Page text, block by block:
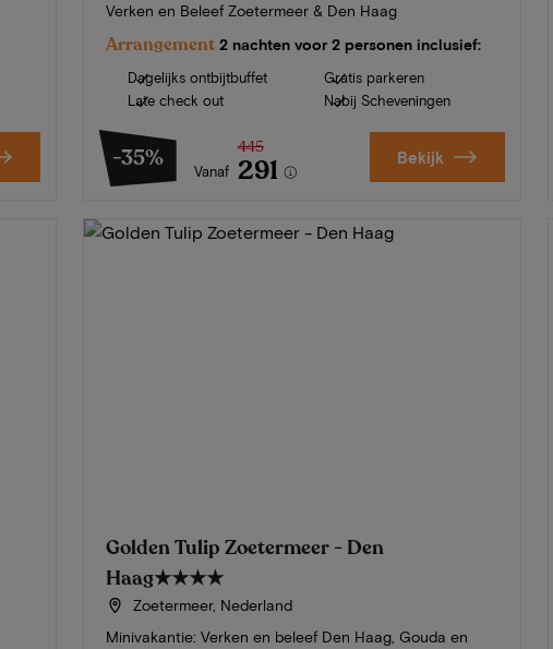
Verken en Beleef Zoetermeer & Den Haag
Arrangement 2 nachten voor 2 personen inclusief:
Dagelijks ontbijtbuffet
Late check out
Gratis parkeren
Nabij Scheveningen
-35% Vanaf
445
291 Bekijk
Golden Tulip Zoetermeer - Den
Haag★★★★
Zoetermeer, Nederland
Minivakantie: Verken en beleef Den Haag, Gouda en